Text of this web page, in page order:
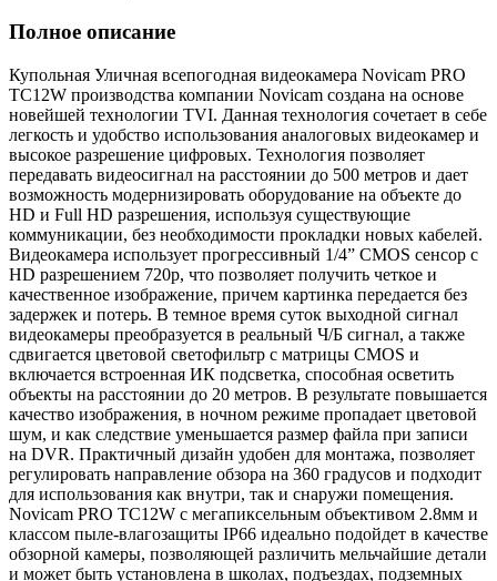
Полное описание
Купольная Уличная всепогодная видеокамера Novicam PRO
TC12W производства компании Novicam создана на основе
новейшей технологии TVI. Данная технология сочетает в себе
легкость и удобство использования аналоговых видеокамер и
высокое разрешение цифровых. Технология позволяет
передавать видеосигнал на расстоянии до 500 метров и дает
возможность модернизировать оборудование на объекте до
HD и Full HD разрешения, используя существующие
коммуникации, без необходимости прокладки новых кабелей.
Видеокамера использует прогрессивный 1/4” CMOS сенсор с
HD разрешением 720p, что позволяет получить четкое и
качественное изображение, причем картинка передается без
задержек и потерь. В темное время суток выходной сигнал
видеокамеры преобразуется в реальный Ч/Б сигнал, а также
сдвигается цветовой светофильтр с матрицы CMOS и
включается встроенная ИК подсветка, способная осветить
объекты на расстоянии до 20 метров. В результате повышается
качество изображения, в ночном режиме пропадает цветовой
шум, и как следствие уменьшается размер файла при записи
на DVR. Практичный дизайн удобен для монтажа, позволяет
регулировать направление обзора на 360 градусов и подходит
для использования как внутри, так и снаружи помещения.
Novicam PRO TC12W с мегапиксельным объективом 2.8мм и
классом пыле-влагозащиты IP66 идеально подойдет в качестве
обзорной камеры, позволяющей различить мельчайшие детали
и может быть установлена в школах, подъездах, подземных